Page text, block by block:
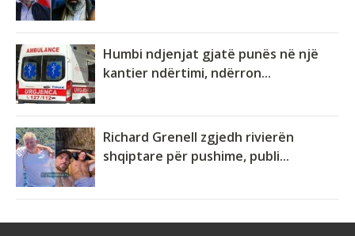
Humbi ndjenjat gjatë punës në një
kantier ndërtimi, ndërron...
Richard Grenell zgjedh rivierën
shqiptare për pushime, publi...